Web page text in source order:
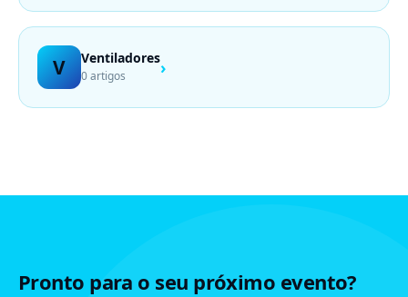
V Ventiladores
0 artigos ›
Pronto para o seu próximo evento?